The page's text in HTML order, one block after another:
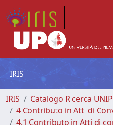
IRIS
IRIS
Catalogo Ricerca
4 Contributo in Atti di
4.1 Contributo in Atti di